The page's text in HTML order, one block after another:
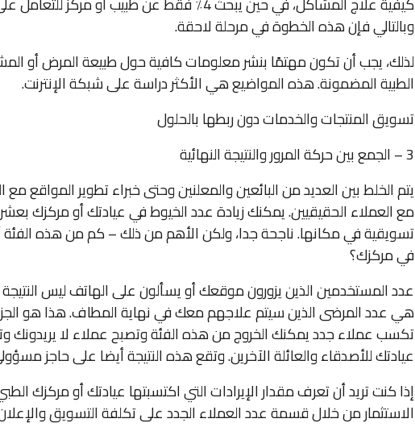
وبالتالي فإن هذه الخطوة في مرحلة لاحقة.
لذلك، يجب أن تكون مهتمًا بنشر معلومات كافية حول طبيعة المرض أو
الطبية المضمونة. هذه المواضيع هي الأكثر دراسة على شبكة الإنترنت.
تسويق المنتجات والخدمات دون ربطها بالحلول
3 – الجمع بين حركة المرور والنتيجة النهائية
يتم الخلط بين العديد من البائعين والمعلنين وحتى خبراء تطوير المواقع مع
مع العملاء الحقيقيين. يمكنك زيادة عدد الخيوط في عيادتك أو مركزك
تسويقية في مكانها. ناجحة جدا، ولكن الأهم من ذلك – كم من هذه الفئة
في مركزك؟
عدد المستخدمين الذين يزورون موقعك أو يسألون على الهاتف ليس النتيجة
هي عدد المرضى الذين سيتم علاجهم معك في نهاية المطاف. هذا هو
تكسب عملاء جدد يمكنك الخروج من هذه الفئة وتصبح عملاء لا يريدونك
عيادتك للأصدقاء والعائلة الآخرين. وتقع هذه النتيجة أيضا على حاجز
إذا كنت تريد أن تعرف مقدار الإيرادات التي اكتسبتها عيادتك أو
الاستثمار من خلال قسمة عدد العملاء الجدد على تكلفة التسويق